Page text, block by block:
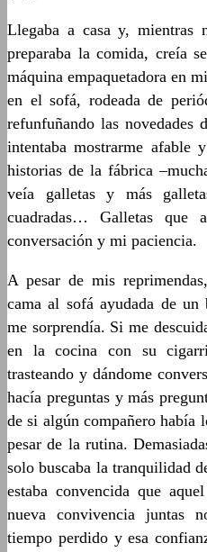
Llegaba a casa y, mientras
preparaba la comida, creía
máquina empaquetadora en
en el sofá, rodeada de
refunfuñando las novedades
intentaba mostrarme afable
historias de la fábrica
veía galletas y más
cuadradas… Galletas que
conversación y mi paciencia.
A pesar de mis
cama al sofá ayudada de un
me sorprendía. Si me
en la cocina con su
trasteando y dándome
hacía preguntas y más
de si algún compañero había
pesar de la rutina.
solo buscaba la tranquilidad
estaba convencida que
nueva convivencia juntas
tiempo perdido y esa